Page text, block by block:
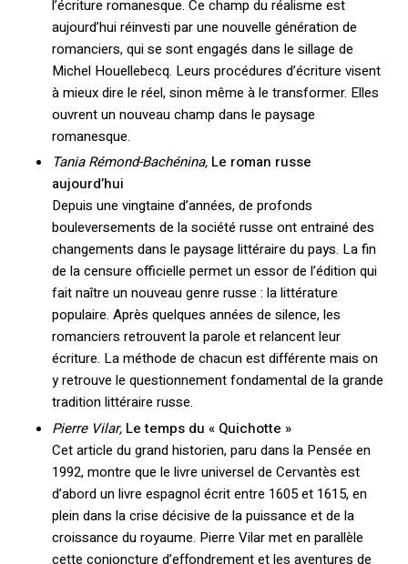
l’écriture romanesque. Ce champ du réalisme est
aujourd’hui réinvesti par une nouvelle génération de
romanciers, qui se sont engagés dans le sillage de
Michel Houellebecq. Leurs procédures d’écriture visent
à mieux dire le réel, sinon même à le transformer. Elles
ouvrent un nouveau champ dans le paysage
romanesque.
Tania Rémond-Bachénina, Le roman russe
aujourd’hui
Depuis une vingtaine d’années, de profonds
bouleversements de la société russe ont entrainé des
changements dans le paysage littéraire du pays. La fin
de la censure officielle permet un essor de l’édition qui
fait naître un nouveau genre russe : la littérature
populaire. Après quelques années de silence, les
romanciers retrouvent la parole et relancent leur
écriture. La méthode de chacun est différente mais on
y retrouve le questionnement fondamental de la grande
tradition littéraire russe.
Pierre Vilar, Le temps du « Quichotte »
Cet article du grand historien, paru dans la Pensée en
1992, montre que le livre universel de Cervantès est
d’abord un livre espagnol écrit entre 1605 et 1615, en
plein dans la crise décisive de la puissance et de la
croissance du royaume. Pierre Vilar met en parallèle
cette conjoncture d’effondrement et les aventures de